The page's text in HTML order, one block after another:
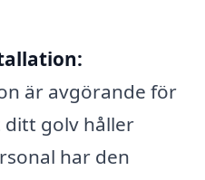
är avgörande för
golv håller
har den